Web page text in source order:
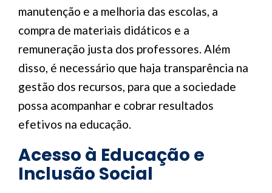
manutenção e a melhoria das escolas, a
compra de materiais didáticos e a
remuneração justa dos professores. Além
disso, é necessário que haja transparência na
gestão dos recursos, para que a sociedade
possa acompanhar e cobrar resultados
efetivos na educação.
Acesso à Educação e
Inclusão Social